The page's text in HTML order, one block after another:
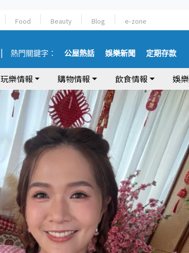
Food Beauty Blog e-zone
熱門關鍵字： 公屋熱話 娛樂新聞 定期存款
玩樂情報 購物情報 飲食情報 娛樂